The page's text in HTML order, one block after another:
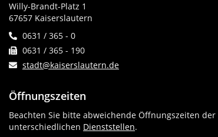
Willy-Brandt-Platz 1
67657 Kaiserslautern
0631 / 365 - 0
0631 / 365 - 190
stadt@kaiserslautern.de
Öffnungszeiten
Beachten Sie bitte abweichende Öffnungszeiten der
unterschiedlichen Dienststellen.